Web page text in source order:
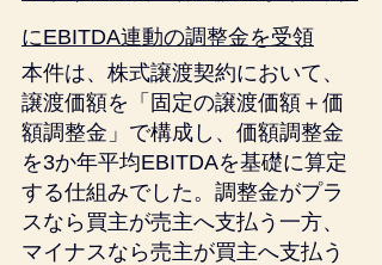
にEBITDA連動の調整金を受領
本件は、株式譲渡契約において、
譲渡価額を「固定の譲渡価額＋価
額調整金」で構成し、価額調整金
を3か年平均EBITDAを基礎に算定
する仕組みでした。調整金がプラ
スなら買主が売主へ支払う一方、
マイナスなら売主が買主へ支払う